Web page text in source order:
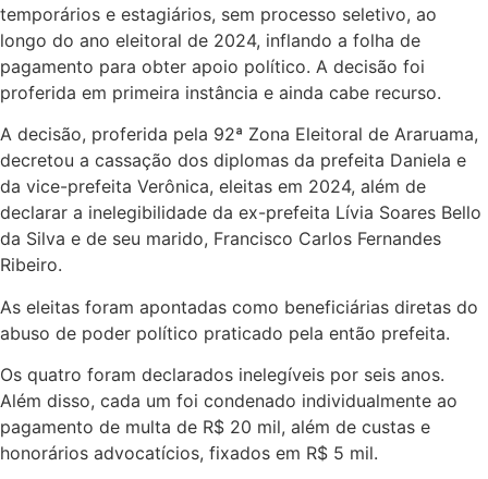
temporários e estagiários, sem processo seletivo, ao
longo do ano eleitoral de 2024, inflando a folha de
pagamento para obter apoio político. A decisão foi
proferida em primeira instância e ainda cabe recurso.
A decisão, proferida pela 92ª Zona Eleitoral de Araruama,
decretou a cassação dos diplomas da prefeita Daniela e
da vice-prefeita Verônica, eleitas em 2024, além de
declarar a inelegibilidade da ex-prefeita Lívia Soares Bello
da Silva e de seu marido, Francisco Carlos Fernandes
Ribeiro.
As eleitas foram apontadas como beneficiárias diretas do
abuso de poder político praticado pela então prefeita.
Os quatro foram declarados inelegíveis por seis anos.
Além disso, cada um foi condenado individualmente ao
pagamento de multa de R$ 20 mil, além de custas e
honorários advocatícios, fixados em R$ 5 mil.